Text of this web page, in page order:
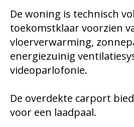
De woning is technisch
toekomstklaar voorzien
vloerverwarming,
energiezuinig
videoparlofonie.
De overdekte carport
voor een laadpaal.